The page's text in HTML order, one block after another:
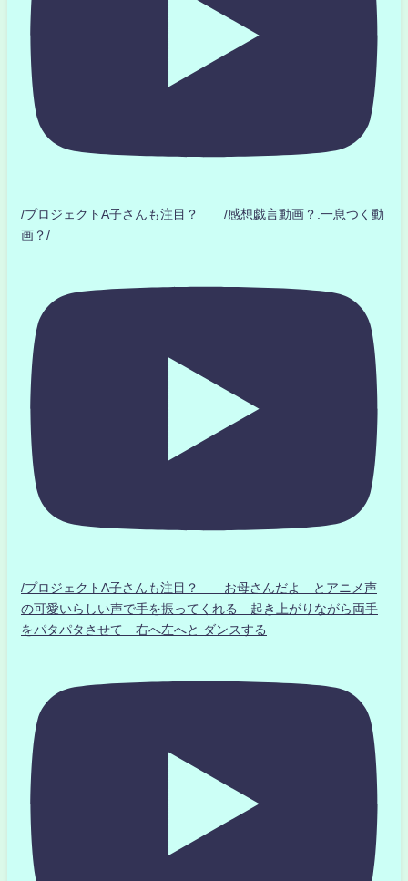
/プロジェクトA子さんも注目？ /感想戯言動画？.一息つく動
画？/
/プロジェクトA子さんも注目？ お母さんだよ とアニメ声
の可愛いらしい声で手を振ってくれる 起き上がりながら両手
をパタパタさせて 右へ左へと ダンスする